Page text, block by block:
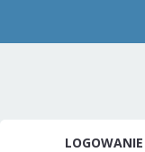
LOGOWANIE